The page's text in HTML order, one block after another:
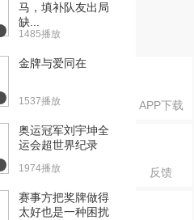
APP下载
反馈
马，填补队友出局
缺...
1485播放
金牌与爱同在
1537播放
奥运冠军刘宇坤全
运会超世界纪录
1974播放
赛事方把奖牌做得
太好也是一种困扰